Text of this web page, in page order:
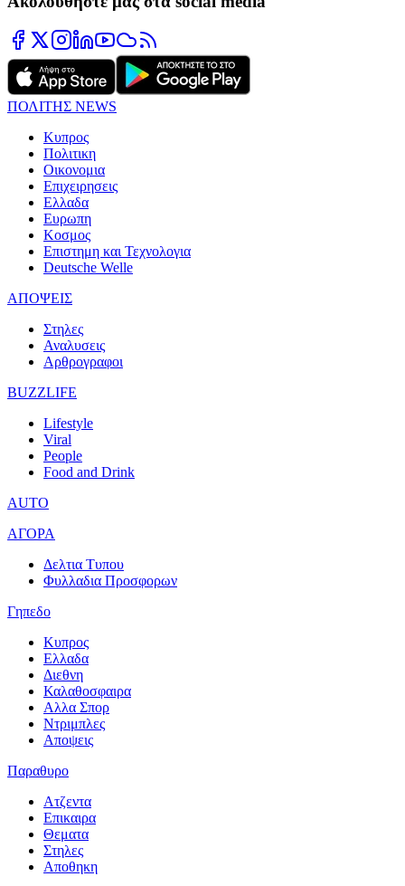
ΠΟΛΙΤΗΣ NEWS
Κυπρος
Πολιτικη
Οικονομια
Επιχειρησεις
Ελλαδα
Ευρωπη
Κοσμος
Επιστημη και Τεχνολογια
Deutsche Welle
ΑΠΟΨΕΙΣ
Στηλες
Αναλυσεις
Αρθρογραφοι
BUZZLIFE
Lifestyle
Viral
People
Food and Drink
AUTO
ΑΓΟΡΑ
Δελτια Τυπου
Φυλλαδια Προσφορων
Γηπεδο
Κυπρος
Ελλαδα
Διεθνη
Καλαθοσφαιρα
Αλλα Σπορ
Ντριμπλες
Αποψεις
Παραθυρο
Ατζεντα
Επικαιρα
Θεματα
Στηλες
Αποθηκη